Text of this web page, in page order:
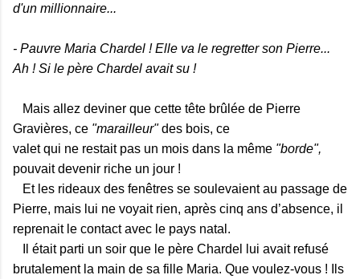
d'un millionnaire...
- Pauvre Maria Chardel ! Elle va le regretter son Pierre...
Ah ! Si le père Chardel avait su !
Mais allez deviner que cette tête brûlée de Pierre
Gravières, ce "marailleur"des bois, ce
valet qui ne restait pas un mois dans la même "borde",
pouvait devenir riche un jour !
Et les rideaux des fenêtres se soulevaient au passage de
Pierre, mais lui ne voyait rien, après cinq ans d’absence, il
reprenait le contact avec le pays natal.
Il était parti un soir que le père Chardel lui avait refusé
brutalement la main de sa fille Maria. Que voulez-vous ! Ils